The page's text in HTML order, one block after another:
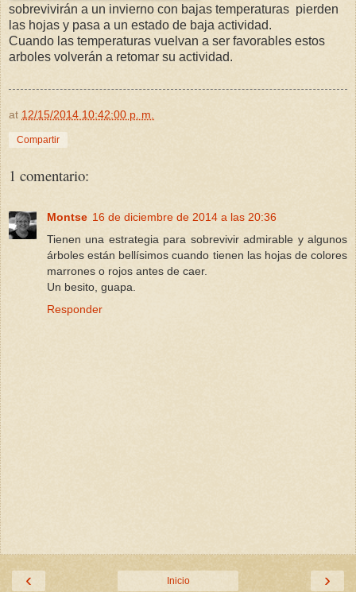
sobrevivirán a un invierno con bajas temperaturas pierden
las hojas y pasa a un estado de baja actividad.
Cuando las temperaturas vuelvan a ser favorables estos
arboles volverán a retomar su actividad.
at 12/15/2014 10:42:00 p. m.
Compartir
1 comentario:
Montse 16 de diciembre de 2014 a las 20:36
Tienen una estrategia para sobrevivir admirable y algunos
árboles están bellísimos cuando tienen las hojas de colores
marrones o rojos antes de caer.
Un besito, guapa.
Responder
‹ ›
Inicio